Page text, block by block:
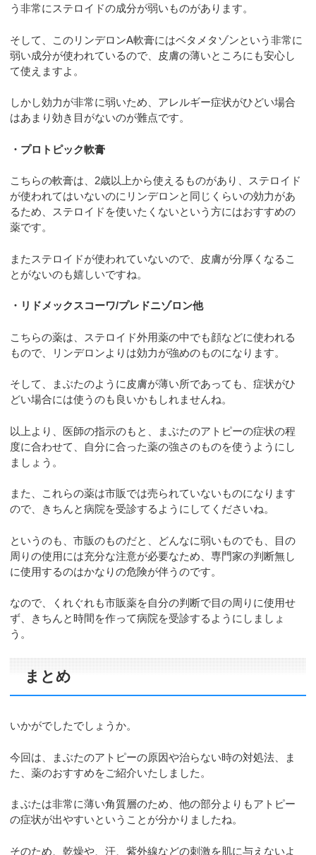
う非常にステロイドの成分が弱いものがあります。
そして、このリンデロンA軟膏にはベタメタゾンという非常に
弱い成分が使われているので、皮膚の薄いところにも安心し
て使えますよ。
しかし効力が非常に弱いため、アレルギー症状がひどい場合
はあまり効き目がないのが難点です。
・プロトピック軟膏
こちらの軟膏は、2歳以上から使えるものがあり、ステロイド
が使われてはいないのにリンデロンと同じくらいの効力があ
るため、ステロイドを使いたくないという方にはおすすめの
薬です。
またステロイドが使われていないので、皮膚が分厚くなるこ
とがないのも嬉しいですね。
・リドメックスコーワ/プレドニゾロン他
こちらの薬は、ステロイド外用薬の中でも顔などに使われる
もので、リンデロンよりは効力が強めのものになります。
そして、まぶたのように皮膚が薄い所であっても、症状がひ
どい場合には使うのも良いかもしれませんね。
以上より、医師の指示のもと、まぶたのアトピーの症状の程
度に合わせて、自分に合った薬の強さのものを使うようにし
ましょう。
また、これらの薬は市販では売られていないものになります
ので、きちんと病院を受診するようにしてくださいね。
というのも、市販のものだと、どんなに弱いものでも、目の
周りの使用には充分な注意が必要なため、専門家の判断無し
に使用するのはかなりの危険が伴うのです。
なので、くれぐれも市販薬を自分の判断で目の周りに使用せ
ず、きちんと時間を作って病院を受診するようにしましょ
う。
まとめ
いかがでしたでしょうか。
今回は、まぶたのアトピーの原因や治らない時の対処法、ま
た、薬のおすすめをご紹介いたしました。
まぶたは非常に薄い角質層のため、他の部分よりもアトピー
の症状が出やすいということが分かりましたね。
そのため、乾燥や、汗、紫外線などの刺激を肌に与えないよ